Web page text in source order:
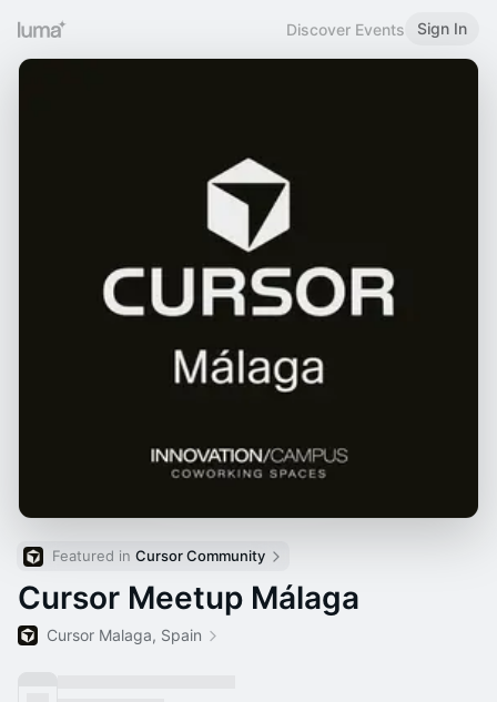
Discover Events Sign In
Featured in Cursor Community
Cursor Meetup Málaga
Cursor Malaga, Spain